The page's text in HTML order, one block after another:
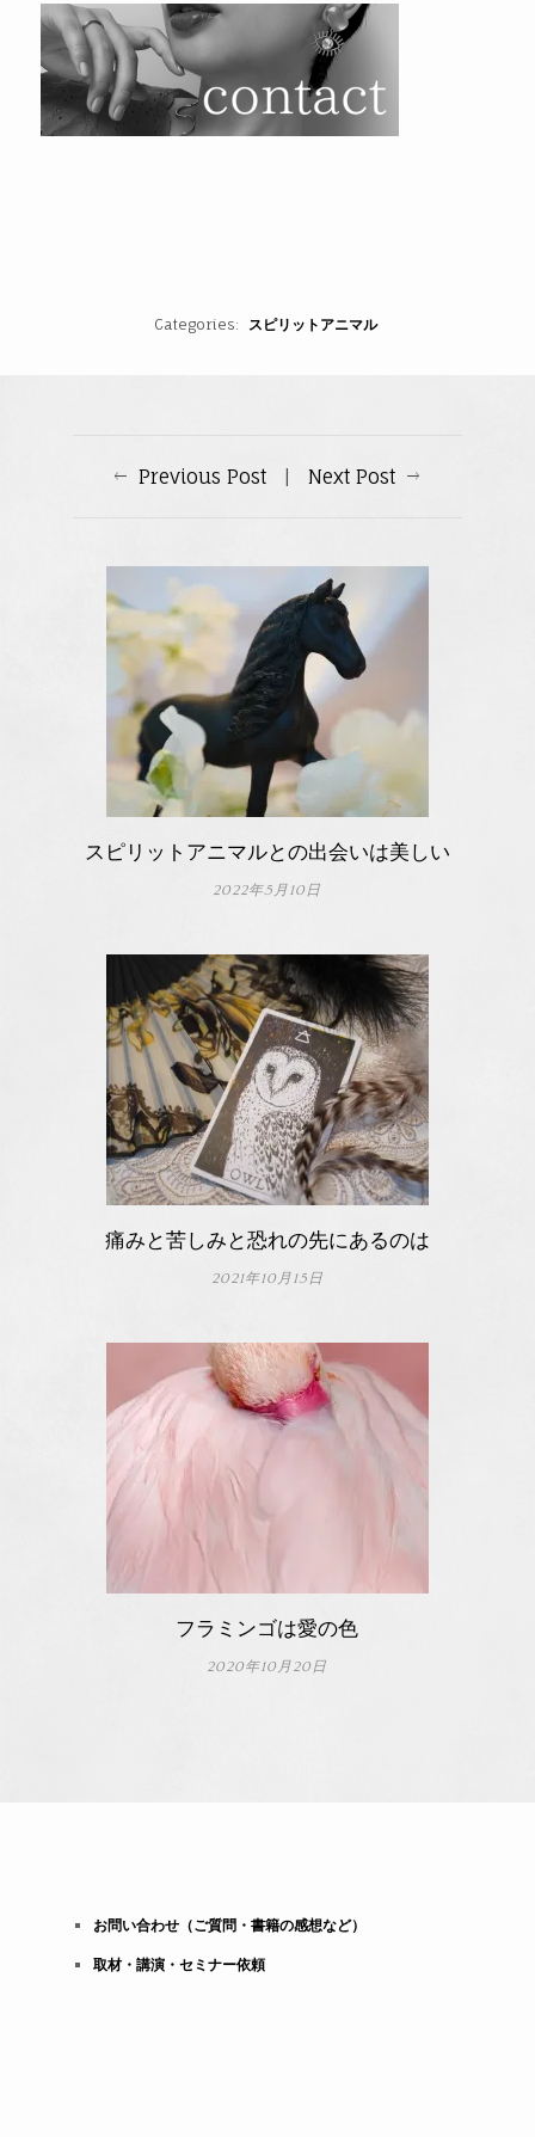
Categories スピリットアニマル
Previous Post | Next Post
スピリットアニマルとの出会いは美しい
2022年5月10日
痛みと苦しみと恐れの先にあるのは
2021年10月15日
フラミンゴは愛の色
2020年10月20日
お問い合わせ（ご質問・書籍の感想など）
取材・講演・セミナー依頼